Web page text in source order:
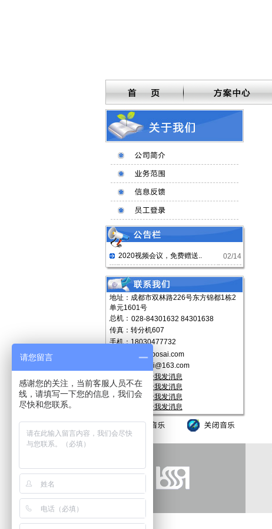
2020视频会议，免费赠送.. 02/14
地址：成都市双林路226号东方锦都1栋2
单元1601号
总机： 028-84301632 84301638
传真：转分机607
手机：18030477732
http://www.cdbosai.com
bosai@163.com
请您留言
感谢您的关注，当前客服人员不在
线，请填写一下您的信息，我们会
尽快和您联系。